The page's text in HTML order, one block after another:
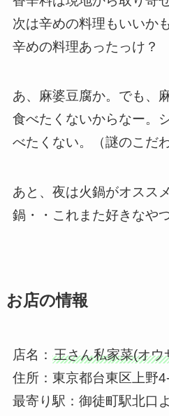
次は辛めの料理もいいか
辛めの料理あったっけ？
あ、麻婆豆腐か。でも、
食べたくないからなー。
べたくない。（謎のこだ
あと、夜は火鍋がオスス
鍋・・これまた好きなや
お店の情報
店名： 王さん私家菜(オウ
住所：東京都台東区上野
最寄り駅：御徒町駅北口